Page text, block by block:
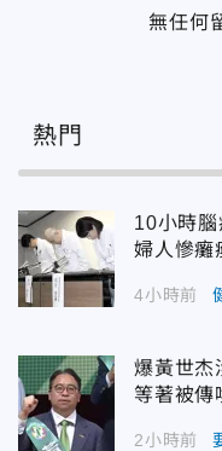
無任何
熱門
10小時
婦人慘癱
4小時前
爆黃世杰
等著被傳
2小時前